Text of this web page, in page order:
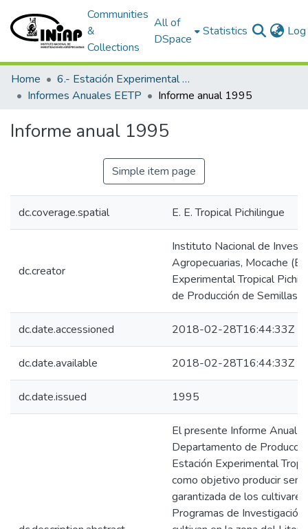
Communities
&
Collections
All of
DSpace
Statistics
Home
6.- Estación Experimental Tropical Pichilingue
Informes Anuales EETP
Informe anual 1995
Informe anual 1995
Simple item page
dc.coverage.spatial E. E. Tropical Pichilingue
dc.creator
Instituto Nacional de
Agropecuarias, Mocache
Experimental Tropical
de Producción de Semillas
dc.date.accessioned 2018-02-28T16:44:33Z
dc.date.available 2018-02-28T16:44:33Z
dc.date.issued 1995
El presente Informe Anual
Departamento de
Estación Experimental
como objetivo producir
garantizada de los
Programas de